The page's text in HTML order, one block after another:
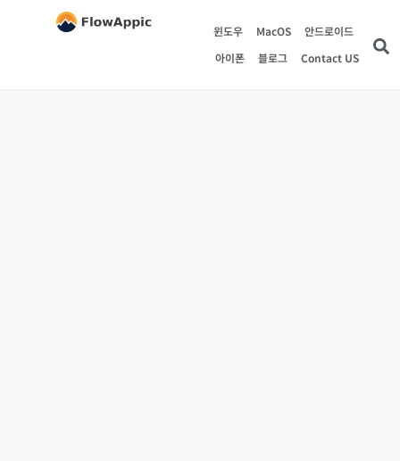
윈도우 MacOS
안드로이드
아이폰
블로그 Contact US